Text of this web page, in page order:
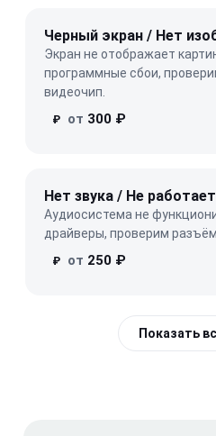
Черный экран / Нет
Экран не отображает
программные сбои,
видеочип.
₽ от 300 ₽
Нет звука / Не
Аудиосистема не
драйверы, проверим
₽ от 250 ₽
Показать